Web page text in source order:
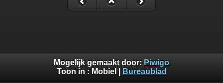
Mogelijk gemaakt door: Piwigo
Toon in : Mobiel Bureaublad